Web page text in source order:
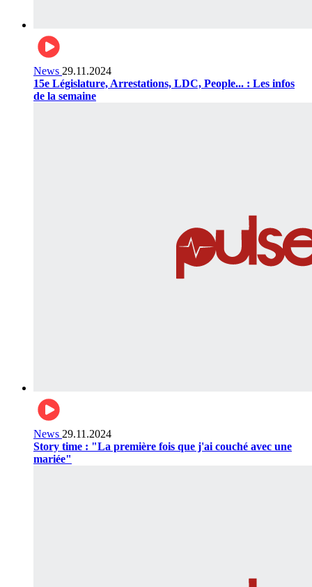
News 29.11.2024
15e Législature, Arrestations, LDC, People... : Les infos
de la semaine
News 29.11.2024
Story time : "La première fois que j'ai couché avec une
mariée"